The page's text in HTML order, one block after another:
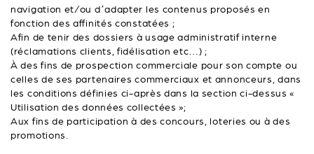
navigation et/ou d’adapter les contenus proposés en
fonction des affinités constatées ;
Afin de tenir des dossiers à usage administratif interne
(réclamations clients, fidélisation etc…) ;
À des fins de prospection commerciale pour son compte ou
celles de ses partenaires commerciaux et annonceurs, dans
les conditions définies ci-après dans la section ci-dessus «
Utilisation des données collectées »;
Aux fins de participation à des concours, loteries ou à des
promotions.